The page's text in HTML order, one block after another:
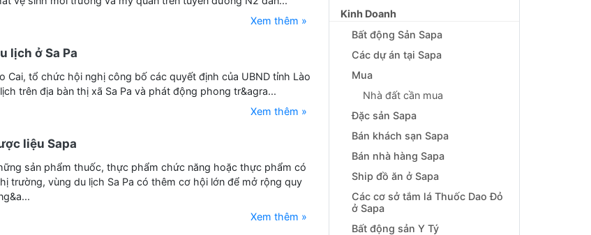
Xem thêm »
lịch ở Sa Pa
Cai, tổ chức hội nghị công bố các quyết định của UBND tỉnh Lào
trên địa bàn thị xã Sa Pa và phát động phong tr&agra...
Xem thêm »
liệu Sapa
sản phẩm thuốc, thực phẩm chức năng hoặc thực phẩm có
trường, vùng du lịch Sa Pa có thêm cơ hội lớn để mở rộng quy
Xem thêm »
Kinh Doanh
Bất động Sản Sapa
Các dự án tại Sapa
Mua
Nhà đất cần mua
Đặc sản Sapa
Bán khách sạn Sapa
Bán nhà hàng Sapa
Ship đồ ăn ở Sapa
Các cơ sở tắm lá Thuốc Dao Đỏ
ở Sapa
Bất động sản Y Tý